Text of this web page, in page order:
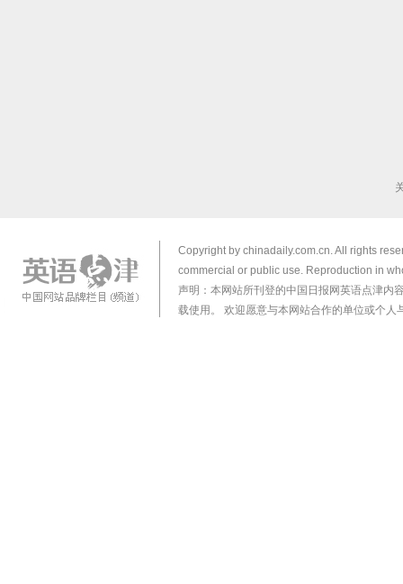
Copyright by chinadaily.com.cn. All rights
commercial or public use. Reproduction in
声明：本网站所刊登的中国日报网英语点津内
载使用。 欢迎愿意与本网站合作的单位或个人